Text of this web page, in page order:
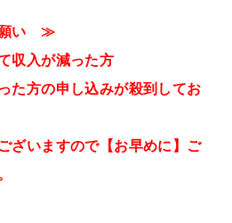
願い ≫
収入が減った方
た方の申し込みが殺到してお
ざいますので【お早めに】ご